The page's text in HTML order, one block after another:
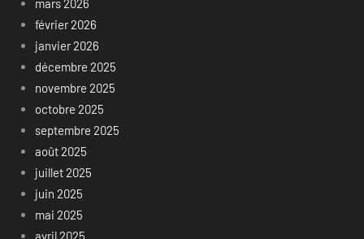
mars 2026
février 2026
janvier 2026
décembre 2025
novembre 2025
octobre 2025
septembre 2025
août 2025
juillet 2025
juin 2025
mai 2025
avril 2025